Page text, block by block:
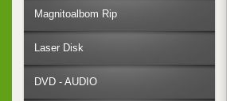
Magnitoalbom Rip
Laser Disk
DVD - AUDIO